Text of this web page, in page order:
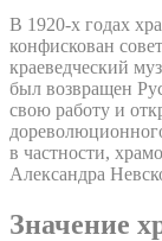
В 1920-х годах
конфискован
краеведческий
был возвращен
свою работу и
в частности,
Александра
Значение